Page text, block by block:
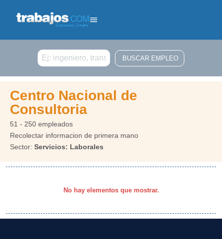
Buscar
Centro Nacional de
Consultoria
51 - 250 empleados
Recolectar informacion de primera mano
Sector: Servicios: Laborales
No hay elementos que mostrar.